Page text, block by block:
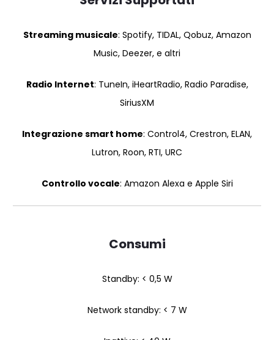
Streaming musicale: Spotify, TIDAL, Qobuz, Amazon
Music, Deezer, e altri
Radio Internet: TuneIn, iHeartRadio, Radio Paradise,
SiriusXM
Integrazione smart home: Control4, Crestron, ELAN,
Lutron, Roon, RTI, URC
Controllo vocale: Amazon Alexa e Apple Siri
Consumi
Standby: < 0,5 W
Network standby: < 7 W